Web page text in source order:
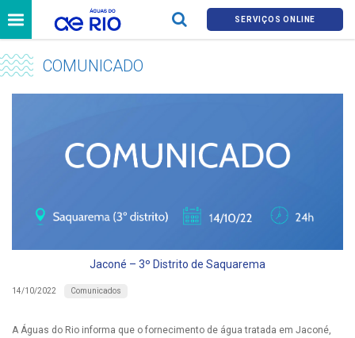
SERVIÇOS ONLINE
COMUNICADO
Jaconé – 3º Distrito de Saquarema
14/10/2022 Comunicados
A Águas do Rio informa que o fornecimento de água tratada em Jaconé,